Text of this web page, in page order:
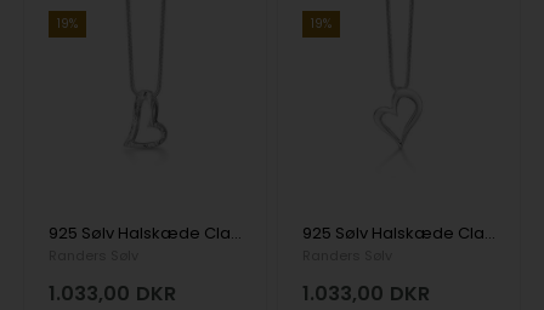
19%
925 Sølv Halskæde Classic med Mønstret overflade fra Randers Sølv
1.033,00 DKR
19%
925 Sølv Halskæde Classic med Blank overflade fra Randers Sølv
1.033,00 DKR